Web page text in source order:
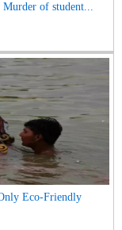
Murder of student...
Eco-Friendly